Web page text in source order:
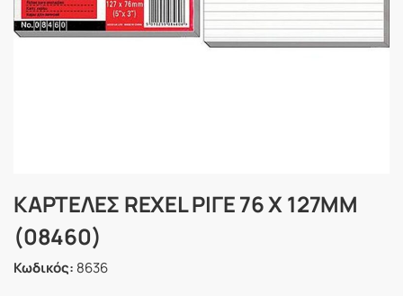
ΚΑΡΤΕΛΕΣ REXEL ΡΙΓΕ 76 Χ 127MM
(08460)
Κωδικός: 8636